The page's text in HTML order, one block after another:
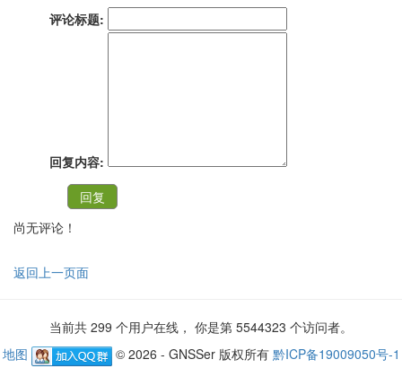
评论标题:
回复内容:
尚无评论！
返回上一页面
当前共 299 个用户在线， 你是第 5544323 个访问者。
地图
© 2026 - GNSSer 版权所有 黔ICP备19009050号-1